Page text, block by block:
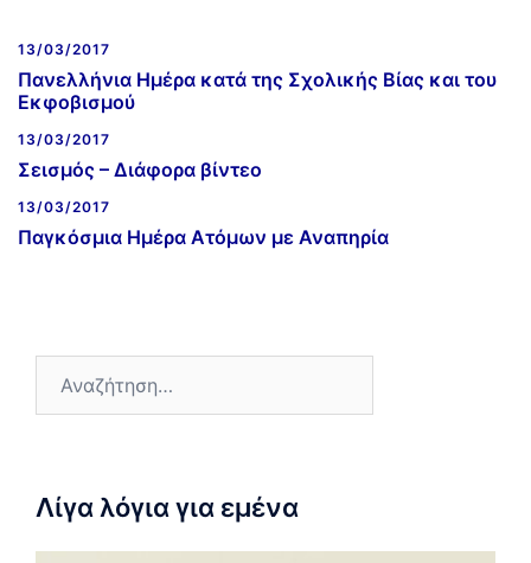
13/03/2017
Πανελλήνια Ημέρα κατά της Σχολικής Βίας και του
Εκφοβισμού
13/03/2017
Σεισμός – Διάφορα βίντεο
13/03/2017
Παγκόσμια Ημέρα Ατόμων με Αναπηρία
Λίγα λόγια για εμένα